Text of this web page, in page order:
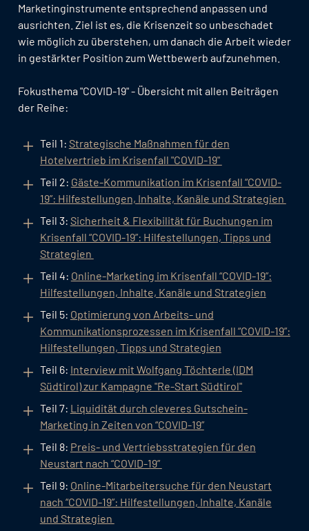
Marketinginstrumente entsprechend anpassen und
ausrichten. Ziel ist es, die Krisenzeit so unbeschadet
wie möglich zu überstehen, um danach die Arbeit wieder
in gestärkter Position zum Wettbewerb aufzunehmen.
Fokusthema "COVID-19" - Übersicht mit allen Beiträgen
der Reihe:
Teil 1: Strategische Maßnahmen für den
Hotelvertrieb im Krisenfall "COVID-19"
Teil 2: Gäste-Kommunikation im Krisenfall “COVID-
19”: Hilfestellungen, Inhalte, Kanäle und Strategien
Teil 3: Sicherheit & Flexibilität für Buchungen im
Krisenfall “COVID-19”: Hilfestellungen, Tipps und
Strategien
Teil 4: Online-Marketing im Krisenfall “COVID-19”:
Hilfestellungen, Inhalte, Kanäle und Strategien
Teil 5: Optimierung von Arbeits- und
Kommunikationsprozessen im Krisenfall “COVID-19”:
Hilfestellungen, Tipps und Strategien
Teil 6: Interview mit Wolfgang Töchterle (IDM
Südtirol) zur Kampagne "Re-Start Südtirol"
Teil 7: Liquidität durch cleveres Gutschein-
Marketing in Zeiten von “COVID-19”
Teil 8: Preis- und Vertriebsstrategien für den
Neustart nach “COVID-19”
Teil 9: Online-Mitarbeitersuche für den Neustart
nach “COVID-19”: Hilfestellungen, Inhalte, Kanäle
und Strategien